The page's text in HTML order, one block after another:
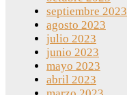
septiembre 2023
agosto 2023
julio 2023
junio 2023
mayo 2023
abril 2023